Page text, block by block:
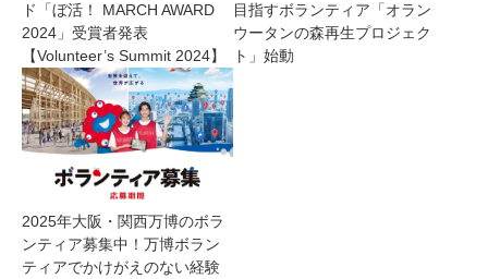
ド「ぼ活！ MARCH AWARD
2024」受賞者発表
【Volunteer’s Summit 2024】
目指すボランティア「オラン
ウータンの森再生プロジェク
ト」始動
2025年大阪・関西万博のボラ
ンティア募集中！万博ボラン
ティアでかけがえのない経験